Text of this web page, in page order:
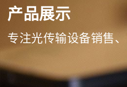
产品展示
专注光传输设备销售